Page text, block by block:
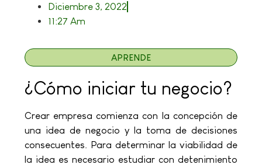
Diciembre 3, 2022
11:27 Am
APRENDE
¿Cómo iniciar tu negocio?
Crear empresa comienza con la concepción de
una idea de negocio y la toma de decisiones
consecuentes. Para determinar la viabilidad de
la idea es necesario estudiar con detenimiento